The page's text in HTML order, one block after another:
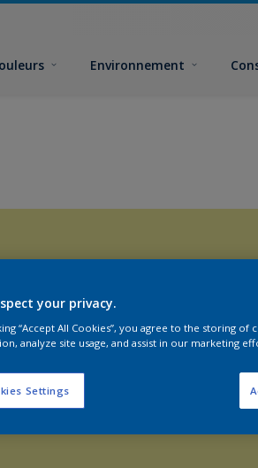
Environnement
your privacy.
“Accept All Cookies”, you agree to the storing
analyze site usage, and assist in our marketing
Settings